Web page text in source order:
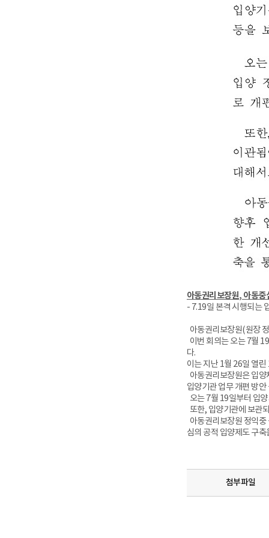
아동권리보장원, 아동
- 7.19일 본격 시행되는
아동권리보장원(원장
이번 회의는 오는 7월
다.
이는 지난 1월 26일 열
아동권리보장원은 입
입양기관 업무 개편 방
오는 7월 19일부터 입
또한, 입양기관에 보관
아동권리보장원 정익중
심의 공적 입양제도 구
첨부파일